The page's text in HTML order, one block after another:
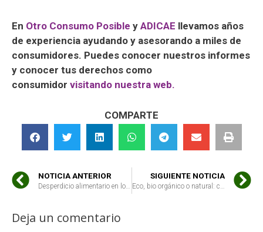
En Otro Consumo Posible y ADICAE llevamos años
de experiencia ayudando y asesorando a miles de
consumidores. Puedes conocer nuestros informes
y conocer tus derechos como
consumidor visitando nuestra web.
COMPARTE
NOTICIA ANTERIOR
Desperdicio alimentario en los hogares: cómo educar para reducir el desperdicio de alimentos
SIGUIENTE NOTICIA
Eco, bio orgánico o natural: cómo diferenciar qué quiere decir cada cosa en el supermercado
Deja un comentario